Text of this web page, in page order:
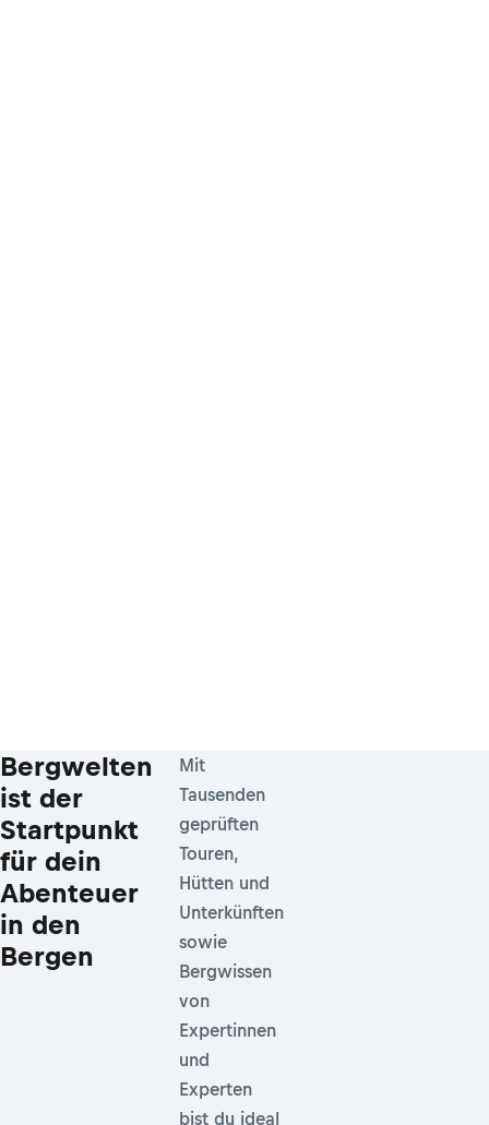
Bergwelten
ist der
Startpunkt
für dein
Abenteuer
in den
Bergen
Mit
Tausenden
geprüften
Touren,
Hütten und
Unterkünften
sowie
Bergwissen
von
Expertinnen
und
Experten
bist du ideal